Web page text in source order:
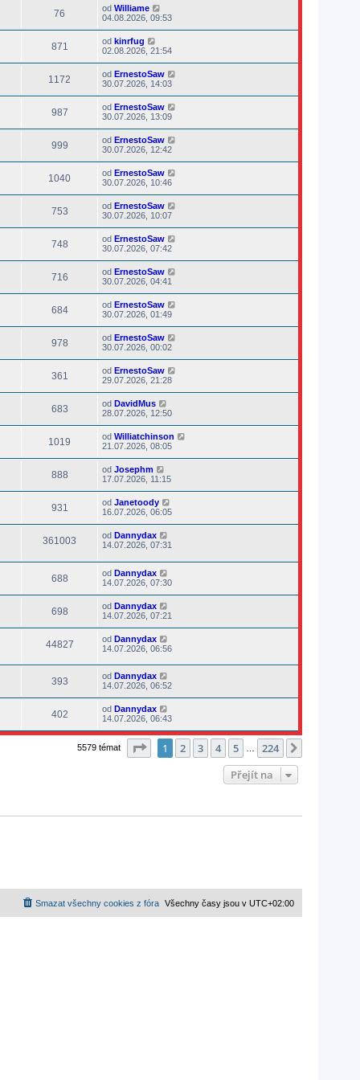
76 od Williame
04.08.2026, 09:53
871 od kinrfug
02.08.2026, 21:54
1172 od ErnestoSaw
30.07.2026, 14:03
987 od ErnestoSaw
30.07.2026, 13:09
999 od ErnestoSaw
30.07.2026, 12:42
1040 od ErnestoSaw
30.07.2026, 10:46
753 od ErnestoSaw
30.07.2026, 10:07
748 od ErnestoSaw
30.07.2026, 07:42
716 od ErnestoSaw
30.07.2026, 04:41
684 od ErnestoSaw
30.07.2026, 01:49
978 od ErnestoSaw
30.07.2026, 00:02
361 od ErnestoSaw
29.07.2026, 21:28
683 od DavidMus
28.07.2026, 12:50
1019 od Williatchinson
21.07.2026, 08:05
888 od Josephm
17.07.2026, 11:15
931 od Janetoody
16.07.2026, 06:05
361003 od Dannydax
14.07.2026, 07:31
688 od Dannydax
14.07.2026, 07:30
698 od Dannydax
14.07.2026, 07:21
44827 od Dannydax
14.07.2026, 06:56
393 od Dannydax
14.07.2026, 06:52
402 od Dannydax
14.07.2026, 06:43
5579 témat Stránka z 224
1 2 3 4 5 224
Přejít na
Všechny časy jsou v UTC+02:00
Smazat všechny cookies z fóra